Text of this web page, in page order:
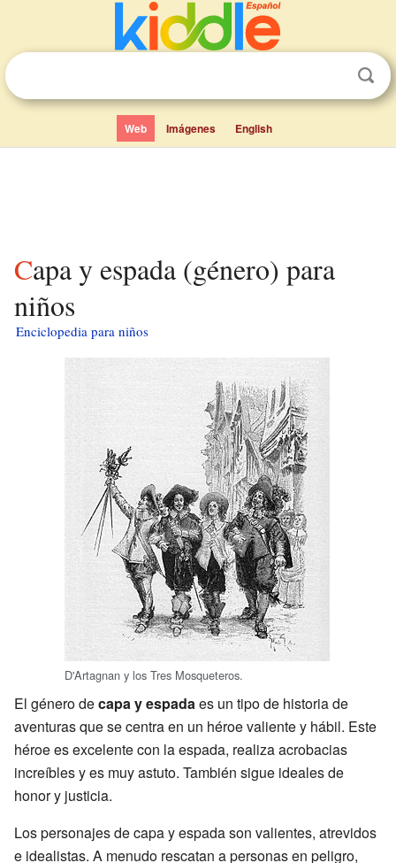
Web Imágenes English
Capa y espada (género) para
niños
Enciclopedia para niños
D'Artagnan y los Tres Mosqueteros.
El género decapa y espada es un tipo de historia de
aventuras que se centra en un héroe valiente y hábil. Este
héroe es excelente con la espada, realiza acrobacias
increíbles y es muy astuto. También sigue ideales de
honor y justicia.
Los personajes de capa y espada son valientes, atrevidos
e idealistas. A menudo rescatan a personas en peligro,